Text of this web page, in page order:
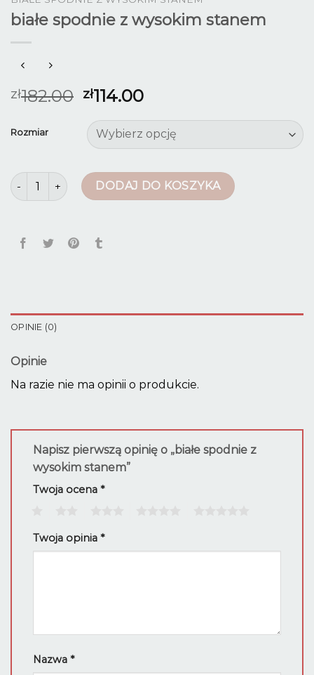
białe spodnie z wysokim stanem
zł182.00 zł114.00
Rozmiar
ilość białe spodnie z wysokim stanem
DODAJ DO KOSZYKA
OPINIE (0)
Opinie
Na razie nie ma opinii o produkcie.
Napisz pierwszą opinię o „białe spodnie z
wysokim stanem”
Twoja ocena *
Twoja opinia *
Nazwa *